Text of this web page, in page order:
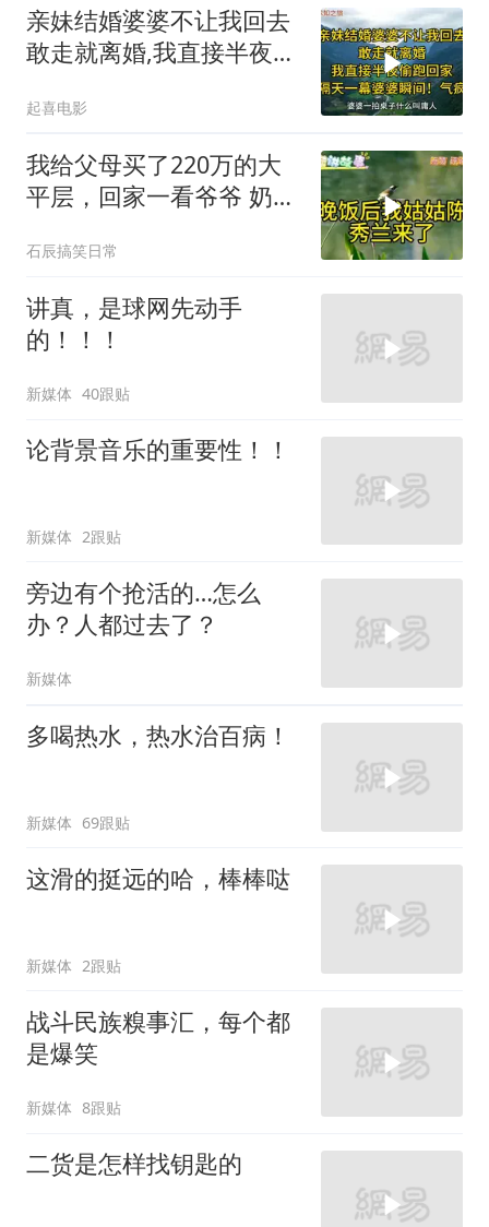
亲妹结婚婆婆不让我回去
敢走就离婚,我直接半夜
起喜电影
我给父母买了220万的大
平层，回家一看爷爷 奶奶
石辰搞笑日常
讲真，是球网先动手
的！！！
新媒体 40跟贴
论背景音乐的重要性！！
新媒体 2跟贴
旁边有个抢活的…怎么
办？人都过去了？
新媒体
多喝热水，热水治百病！
新媒体 69跟贴
这滑的挺远的哈，棒棒哒
新媒体 2跟贴
战斗民族糗事汇，每个都
是爆笑
新媒体 8跟贴
二货是怎样找钥匙的